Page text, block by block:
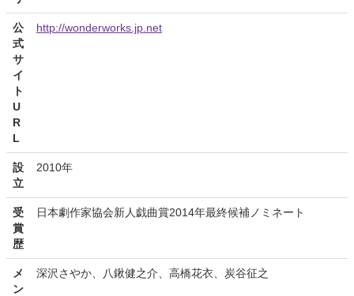
公
式
サ
イ
ト
U
R
L
http://wonderworks.jp.net
設
立
2010年
受
賞
歴
日本劇作家協会新人戯曲賞2014年最終候補ノミネート
メ
ン
深沢さやか、八鍬健之介、高橋花衣、炭谷征之